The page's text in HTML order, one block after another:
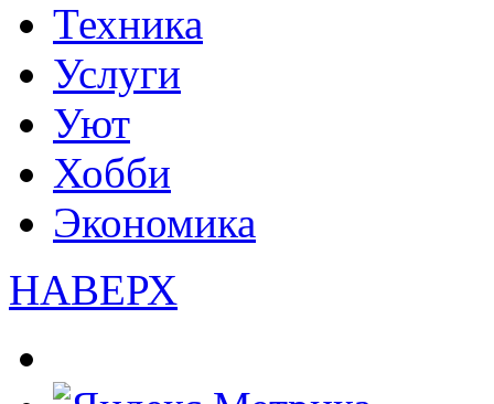
Техника
Услуги
Уют
Хобби
Экономика
НАВЕРХ